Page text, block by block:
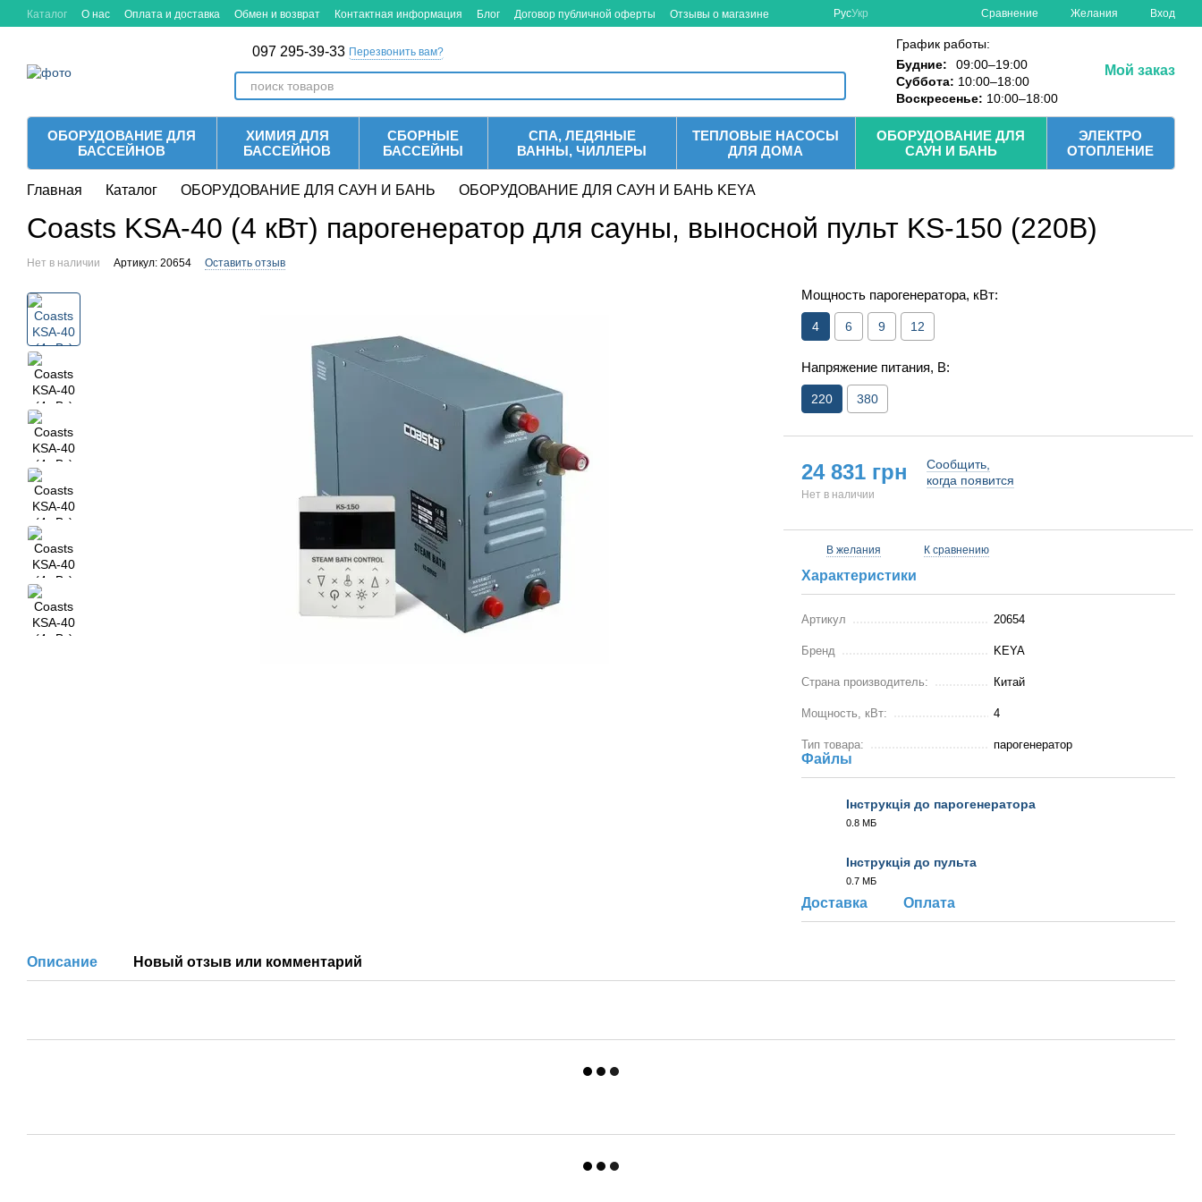
Перейти к основному контенту
Каталог О нас Оплата и доставка Обмен и возврат Контактная информация Блог Договор публичной оферты Отзывы о магазине РусУкр Сравнение Желания Вход
097 295-39-33 Перезвонить вам?
График работы:
Будние:
09:00–19:00
Суббота: 10:00–18:00
Воскресенье: 10:00–18:00
Мой заказ
ОБОРУДОВАНИЕ ДЛЯ
БАССЕЙНОВ
ХИМИЯ ДЛЯ
БАССЕЙНОВ
СБОРНЫЕ
БАССЕЙНЫ
СПА, ЛЕДЯНЫЕ
ВАННЫ, ЧИЛЛЕРЫ
ТЕПЛОВЫЕ НАСОСЫ
ДЛЯ ДОМА
ОБОРУДОВАНИЕ ДЛЯ
САУН И БАНЬ
ЭЛЕКТРО
ОТОПЛЕНИЕ
Главная Каталог ОБОРУДОВАНИЕ ДЛЯ САУН И БАНЬ ОБОРУДОВАНИЕ ДЛЯ САУН И БАНЬ KEYA
Coasts KSA-40 (4 кВт) парогенератор для сауны, выносной пульт KS-150 (220В)
Нет в наличии Артикул: 20654 Оставить отзыв
Мощность парогенератора, кВт:
4 6 9 12
Напряжение питания, В:
220 380
24 831 грн
Нет в наличии
Сообщить,
когда появится
В желания К сравнению
Характеристики
Артикул 20654
Бренд KEYA
Страна производитель: Китай
Мощность, кВт: 4
Тип товара: парогенератор
Файлы
Інструкція до парогенератора
0.8 МБ
Інструкція до пульта
0.7 МБ
Доставка Оплата
Описание Новый отзыв или комментарий